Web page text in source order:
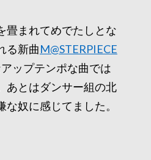
畳まれてめでたしとな
る新曲M@STERPIECE
ップテンポな曲では
あとはダンサー組の北
奴に感じてました。